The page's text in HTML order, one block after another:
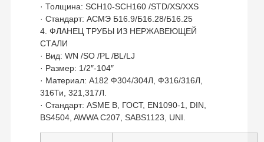
· Толщина: SCH10-SCH160 /STD/XS/XXS
· Стандарт: АСМЭ Б16.9/Б16.28/Б16.25
4. ФЛАНЕЦ ТРУБЫ ИЗ НЕРЖАВЕЮЩЕЙ
СТАЛИ
· Вид: WN /SO /PL /BL/LJ
· Размер: 1/2″-104″
· Материал: А182 Ф304/304Л, Ф316/316Л,
316Ти, 321,317Л.
· Стандарт: ASME B, ГОСТ, EN1090-1, DIN,
BS4504, AWWA C207, SABS1123, UNI.